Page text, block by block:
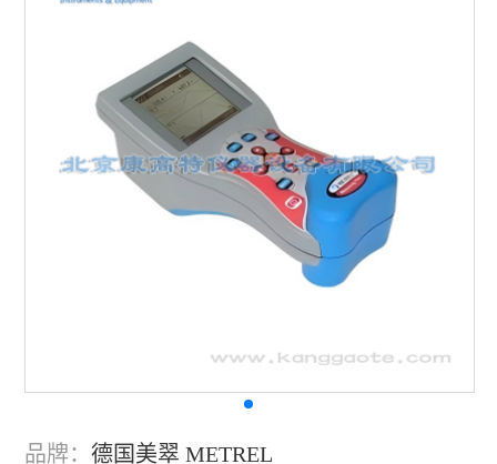
品牌：德国美翠 METREL